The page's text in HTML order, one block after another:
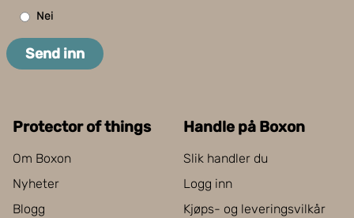
Nei
Send inn
Protector of things
Om Boxon
Nyheter
Blogg
Handle på Boxon
Slik handler du
Logg inn
Kjøps- og leveringsvilkår